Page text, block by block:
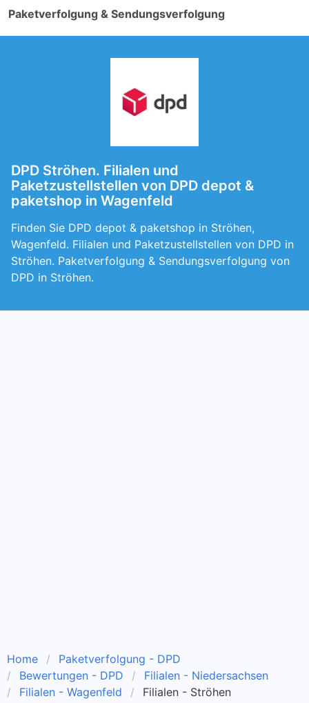
Paketverfolgung & Sendungsverfolgung
DPD Ströhen. Filialen und
Paketzustellstellen von DPD depot &
paketshop in Wagenfeld
Finden Sie DPD depot & paketshop in Ströhen,
Wagenfeld. Filialen und Paketzustellstellen von DPD in
Ströhen. Paketverfolgung & Sendungsverfolgung von
DPD in Ströhen.
Home
Paketverfolgung - DPD
Bewertungen - DPD
Filialen - Niedersachsen
Filialen - Wagenfeld
Filialen - Ströhen